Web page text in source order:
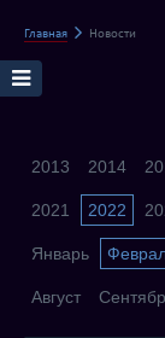
Главная Новости
2013 2014
2021 2022
Январь
Август